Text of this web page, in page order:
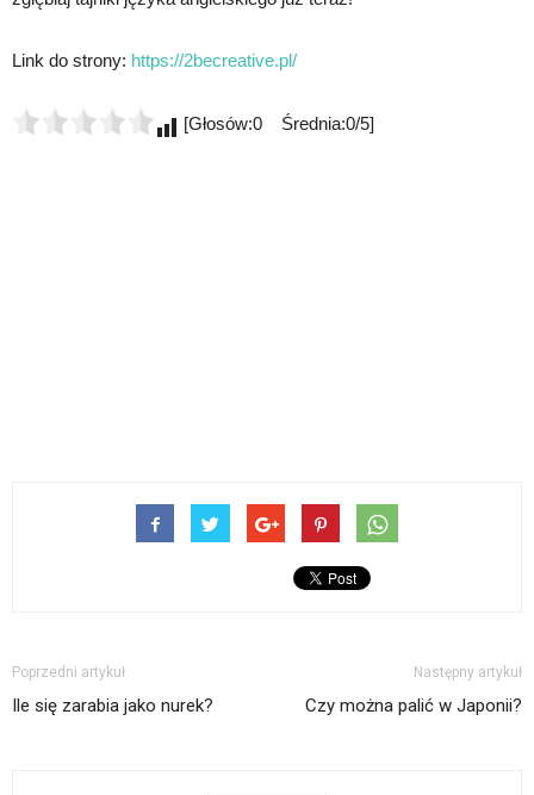
Link do strony: https://2becreative.pl/
[Głosów:0 Średnia:0/5]
Poprzedni artykuł
Ile się zarabia jako nurek?
Następny artykuł
Czy można palić w Japonii?